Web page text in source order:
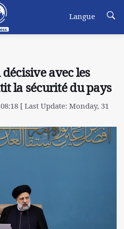
Langue
avec les
la sécurité du pays
[ Last Update: Monday, 31